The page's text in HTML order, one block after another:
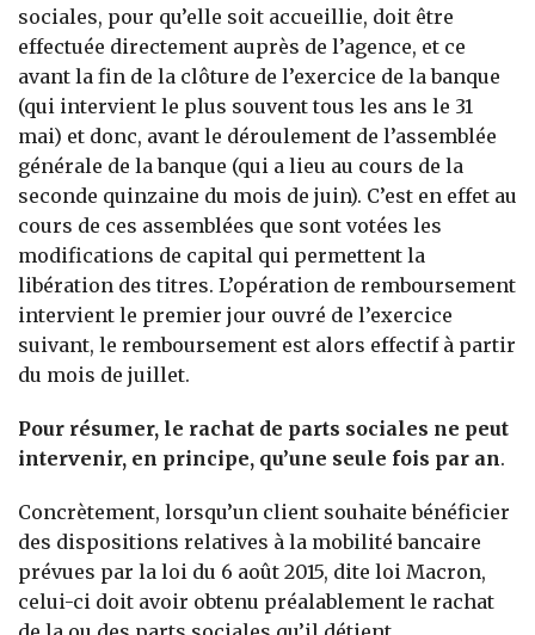
sociales, pour qu’elle soit accueillie, doit être
effectuée directement auprès de l’agence, et ce
avant la fin de la clôture de l’exercice de la banque
(qui intervient le plus souvent tous les ans le 31
mai) et donc, avant le déroulement de l’assemblée
générale de la banque (qui a lieu au cours de la
seconde quinzaine du mois de juin). C’est en effet au
cours de ces assemblées que sont votées les
modifications de capital qui permettent la
libération des titres. L’opération de remboursement
intervient le premier jour ouvré de l’exercice
suivant, le remboursement est alors effectif à partir
du mois de juillet.
Pour résumer, le rachat de parts sociales ne peut
intervenir, en principe, qu’une seule fois par an.
Concrètement, lorsqu’un client souhaite bénéficier
des dispositions relatives à la mobilité bancaire
prévues par la loi du 6 août 2015, dite loi Macron,
celui-ci doit avoir obtenu préalablement le rachat